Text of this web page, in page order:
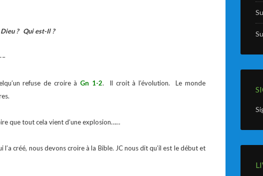
? Qui est-Il ?
refuse de croire à Gn 1-2. Il croit à l’évolution. Le monde
que tout cela vient d’une explosion……
créé, nous devons croire à la Bible. JC nous dit qu’il est le début et